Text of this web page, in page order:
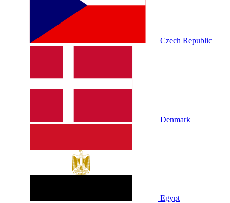
Czech Republic
Denmark
Egypt